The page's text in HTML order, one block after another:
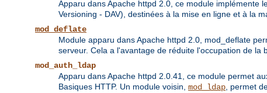
Apparu dans Apache httpd 2.0, ce module implémente
Versioning - DAV), destinées à la mise en ligne et à la
mod_deflate
Module apparu dans Apache httpd 2.0, mod_deflate
serveur. Cela a l'avantage de réduite l'occupation de la
mod_auth_ldap
Apparu dans Apache httpd 2.0.41, ce module permet
Basiques HTTP. Un module voisin, mod_ldap , permet